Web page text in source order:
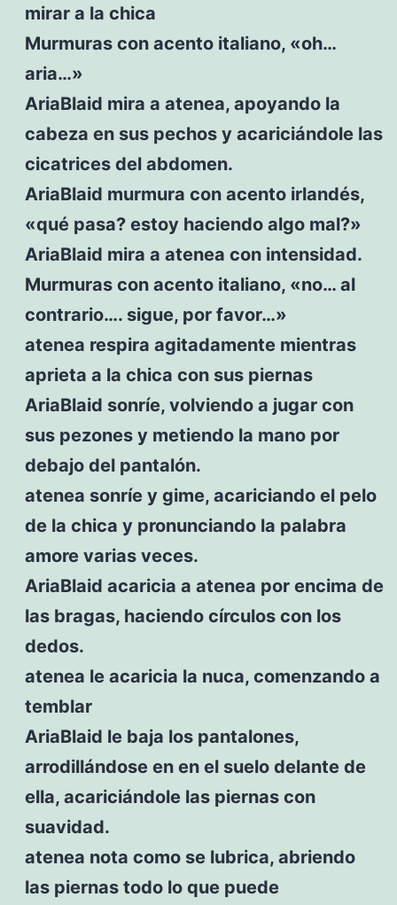
mirar a la chica
Murmuras con acento italiano, «oh…
aria…»
AriaBlaid mira a atenea, apoyando la
cabeza en sus pechos y acariciándole las
cicatrices del abdomen.
AriaBlaid murmura con acento irlandés,
«qué pasa? estoy haciendo algo mal?»
AriaBlaid mira a atenea con intensidad.
Murmuras con acento italiano, «no… al
contrario…. sigue, por favor…»
atenea respira agitadamente mientras
aprieta a la chica con sus piernas
AriaBlaid sonríe, volviendo a jugar con
sus pezones y metiendo la mano por
debajo del pantalón.
atenea sonríe y gime, acariciando el pelo
de la chica y pronunciando la palabra
amore varias veces.
AriaBlaid acaricia a atenea por encima de
las bragas, haciendo círculos con los
dedos.
atenea le acaricia la nuca, comenzando a
temblar
AriaBlaid le baja los pantalones,
arrodillándose en en el suelo delante de
ella, acariciándole las piernas con
suavidad.
atenea nota como se lubrica, abriendo
las piernas todo lo que puede